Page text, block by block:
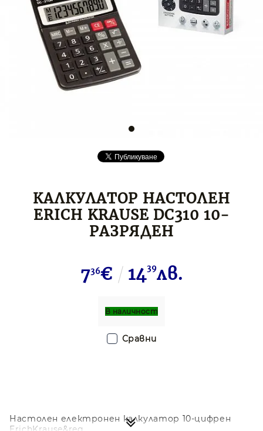
КАЛКУЛАТОР НАСТОЛЕН
ERICH KRAUSE DC310 10-
РАЗРЯДЕН
736€ 1439лв.
В наличност
Настолен електронен калкулатор 10-цифрен
Сравни